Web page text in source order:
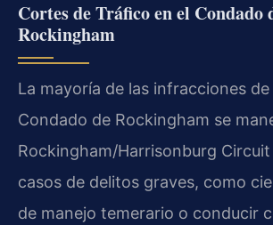
Cortes de Tráfico en el Condado
Rockingham
La mayoría de las infracciones
Condado de Rockingham se
Rockingham/Harrisonburg
casos de delitos graves, como
de manejo temerario o conducir